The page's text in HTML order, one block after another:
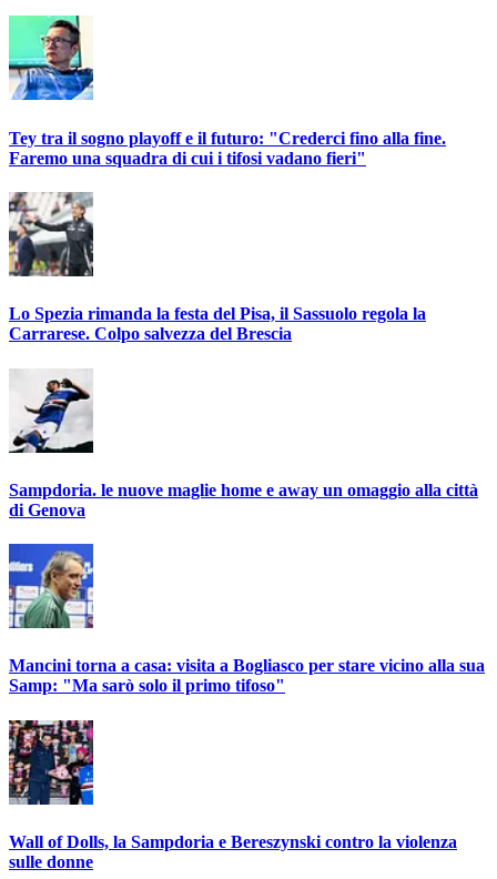
Tey tra il sogno playoff e il futuro: "Crederci fino alla fine.
Faremo una squadra di cui i tifosi vadano fieri"
Lo Spezia rimanda la festa del Pisa, il Sassuolo regola la
Carrarese. Colpo salvezza del Brescia
Sampdoria. le nuove maglie home e away un omaggio alla città
di Genova
Mancini torna a casa: visita a Bogliasco per stare vicino alla sua
Samp: "Ma sarò solo il primo tifoso"
Wall of Dolls, la Sampdoria e Bereszynski contro la violenza
sulle donne